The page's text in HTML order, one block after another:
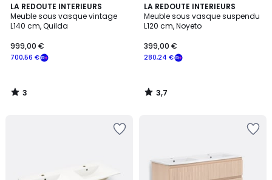
LA REDOUTE INTERIEURS
Meuble sous vasque vintage
L140 cm, Quilda
€
souscrivez
notre
programme
700,56 €
999,00 €
3
/
5
3
/
LA REDOUTE INTERIEURS
Meuble sous vasque suspendu
L120 cm, Noyeto
280,24 €
399,00 €
3,7
/ 5
3,7
/